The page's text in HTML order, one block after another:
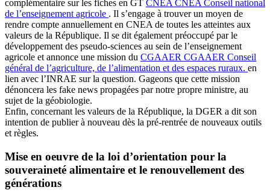
complémentaire sur les fiches en GT CNEA CNEA Conseil national
de l’enseignement agricole . Il s’engage à trouver un moyen de
rendre compte annuellement en CNEA de toutes les atteintes aux
valeurs de la République. Il se dit également préoccupé par le
développement des pseudo-sciences au sein de l’enseignement
agricole et annonce une mission du CGAAER CGAAER Conseil
général de l’agriculture, de l’alimentation et des espaces ruraux. en
lien avec l’INRAE sur la question. Gageons que cette mission
dénoncera les fake news propagées par notre propre ministre, au
sujet de la géobiologie.
Enfin, concernant les valeurs de la République, la DGER a dit son
intention de publier à nouveau dès la pré-rentrée de nouveaux outils
et règles.
Mise en oeuvre de la loi d’orientation pour la
souveraineté alimentaire et le renouvellement des
générations